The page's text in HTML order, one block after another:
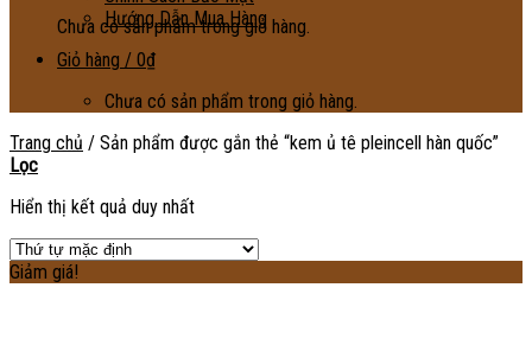
Chưa có sản phẩm trong giỏ hàng.
Hướng Dẫn Mua Hàng
Giỏ hàng / 0₫
Chưa có sản phẩm trong giỏ hàng.
Trang chủ / Sản phẩm được gắn thẻ “kem ủ tê pleincell hàn quốc”
Lọc
Hiển thị kết quả duy nhất
Giảm giá!